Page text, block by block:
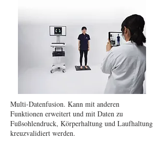
Multi-Datenfusion. Kann mit anderen
Funktionen erweitert und mit Daten zu
Fußsohlendruck, Körperhaltung und Laufhaltung
kreuzvalidiert werden.